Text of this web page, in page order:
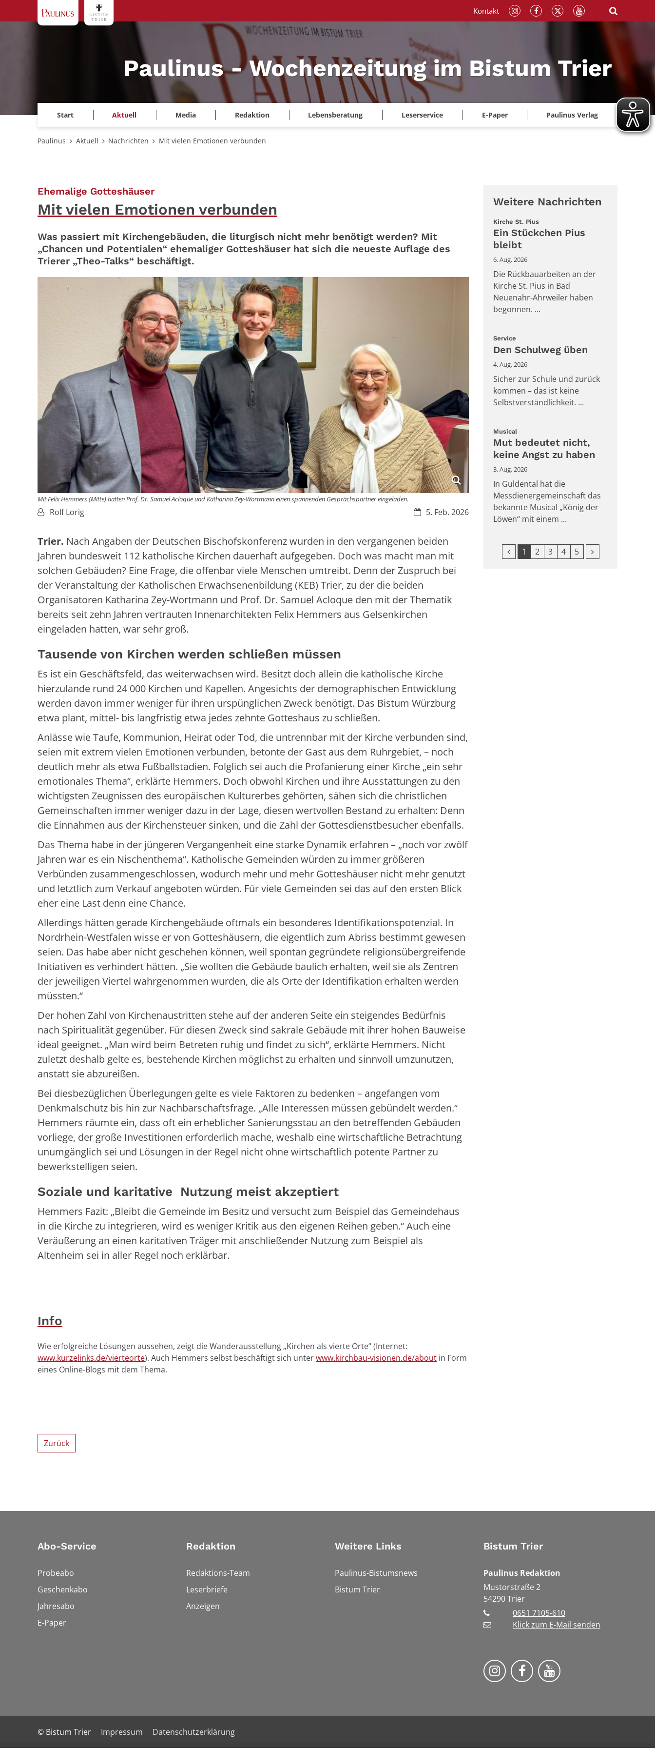
Paulinus - Wochenzeitung im Bistum Trier
Start Aktuell Media Redaktion Lebensberatung Leserservice E-Paper Paulinus Verlag
Kontakt
Paulinus Aktuell Nachrichten Mit vielen Emotionen verbunden
Ehemalige Gotteshäuser:
Mit vielen Emotionen verbunden
Was passiert mit Kirchengebäuden, die liturgisch nicht mehr benötigt werden? Mit
„Chancen und Potentialen“ ehemaliger Gotteshäuser hat sich die neueste Auflage des
Trierer „Theo-Talks“ beschäftigt.
Mit Felix Hemmers (Mitte) hatten Prof. Dr. Samuel Acloque und Katharina Zey-Wortmann einen spannenden Gesprächspartner eingeladen.
Datum:5. Feb. 2026
Von:Rolf Lorig
Trier. Nach Angaben der Deutschen Bischofskonferenz wurden in den vergangenen beiden
Jahren bundesweit 112 katholische Kirchen dauerhaft aufgegeben. Doch was macht man mit
solchen Gebäuden? Eine Frage, die offenbar viele Menschen umtreibt. Denn der Zuspruch bei
der Veranstaltung der Katholischen Erwachsenenbildung (KEB) Trier, zu der die beiden
Organisatoren Katharina Zey-Wortmann und Prof. Dr. Samuel Acloque den mit der Thematik
bereits seit zehn Jahren vertrauten Innenarchitekten Felix Hemmers aus Gelsenkirchen
eingeladen hatten, war sehr groß.
Tausende von Kirchen werden schließen müssen
Es ist ein Geschäftsfeld, das weiterwachsen wird. Besitzt doch allein die katholische Kirche
hierzulande rund 24 000 Kirchen und Kapellen. Angesichts der demographischen Entwicklung
werden davon immer weniger für ihren urspünglichen Zweck benötigt. Das Bistum Würzburg
etwa plant, mittel- bis langfristig etwa jedes zehnte Gotteshaus zu schließen.
Anlässe wie Taufe, Kommunion, Heirat oder Tod, die untrennbar mit der Kirche verbunden sind,
seien mit extrem vielen Emotionen verbunden, betonte der Gast aus dem Ruhrgebiet, – noch
deutlich mehr als etwa Fußballstadien. Folglich sei auch die Profanierung einer Kirche „ein sehr
emotionales Thema“, erklärte Hemmers. Doch obwohl Kirchen und ihre Ausstattungen zu den
wichtigsten Zeugnissen des europäischen Kulturerbes gehörten, sähen sich die christlichen
Gemeinschaften immer weniger dazu in der Lage, diesen wertvollen Bestand zu erhalten: Denn
die Einnahmen aus der Kirchensteuer sinken, und die Zahl der Gottesdienstbesucher ebenfalls.
Das Thema habe in der jüngeren Vergangenheit eine starke Dynamik erfahren – „noch vor zwölf
Jahren war es ein Nischenthema“. Katholische Gemeinden würden zu immer größeren
Verbünden zusammengeschlossen, wodurch mehr und mehr Gotteshäuser nicht mehr genutzt
und letztlich zum Verkauf angeboten würden. Für viele Gemeinden sei das auf den ersten Blick
eher eine Last denn eine Chance.
Allerdings hätten gerade Kirchengebäude oftmals ein besonderes Identifikationspotenzial. In
Nordrhein-Westfalen wisse er von Gotteshäusern, die eigentlich zum Abriss bestimmt gewesen
seien. Das habe aber nicht geschehen können, weil spontan gegründete religionsübergreifende
Initiativen es verhindert hätten. „Sie wollten die Gebäude baulich erhalten, weil sie als Zentren
der jeweiligen Viertel wahrgenommen wurden, die als Orte der Identifikation erhalten werden
müssten.“
Der hohen Zahl von Kirchenaustritten stehe auf der anderen Seite ein steigendes Bedürfnis
nach Spiritualität gegenüber. Für diesen Zweck sind sakrale Gebäude mit ihrer hohen Bauweise
ideal geeignet. „Man wird beim Betreten ruhig und findet zu sich“, erklärte Hemmers. Nicht
zuletzt deshalb gelte es, bestehende Kirchen möglichst zu erhalten und sinnvoll umzunutzen,
anstatt sie abzureißen.
Bei diesbezüglichen Überlegungen gelte es viele Faktoren zu bedenken – angefangen vom
Denkmalschutz bis hin zur Nachbarschaftsfrage. „Alle Interessen müssen gebündelt werden.“
Hemmers räumte ein, dass oft ein erheblicher Sanierungsstau an den betreffenden Gebäuden
vorliege, der große Investitionen erforderlich mache, weshalb eine wirtschaftliche Betrachtung
unumgänglich sei und Lösungen in der Regel nicht ohne wirtschaftlich potente Partner zu
bewerkstelligen seien.
Soziale und karitative Nutzung meist akzeptiert
Hemmers Fazit: „Bleibt die Gemeinde im Besitz und versucht zum Beispiel das Gemeindehaus
in die Kirche zu integrieren, wird es weniger Kritik aus den eigenen Reihen geben.“ Auch eine
Veräußerung an einen karitativen Träger mit anschließender Nutzung zum Beispiel als
Altenheim sei in aller Regel noch erklärbar.
Info
Wie erfolgreiche Lösungen aussehen, zeigt die Wanderausstellung „Kirchen als vierte Orte“ (Internet:
www.kurzelinks.de/vierteorte). Auch Hemmers selbst beschäftigt sich unterwww.kirchbau-visionen.de/about in Form
eines Online-Blogs mit dem Thema.
Zurück
Weitere Nachrichten
Kirche St. Pius:
Ein Stückchen Pius
bleibt
6. Aug. 2026
Die Rückbauarbeiten an der
Kirche St. Pius in Bad
Neuenahr-Ahrweiler haben
begonnen. ...
Service
Den Schulweg üben
4. Aug. 2026
Sicher zur Schule und zurück
kommen – das ist keine
Selbstverständlichkeit. ...
Musical
Mut bedeutet nicht,
keine Angst zu haben
3. Aug. 2026
In Guldental hat die
Messdienergemeinschaft das
bekannte Musical „König der
Löwen“ mit einem ...
Vorherige Seite
1 2 3 4 5 Nächste Seite
Abo-Service
Probeabo
Geschenkabo
Jahresabo
E-Paper
Redaktion
Redaktions-Team
Leserbriefe
Anzeigen
Weitere Links
Paulinus-Bistumsnews
Bistum Trier
Bistum Trier
Paulinus Redaktion
Mustorstraße 2
54290Trier
0651 7105-610
Klick zum E-Mail senden
Bistum Trier auf Instragram
Bistum Trier auf Facebook
Bistum Trier auf
© Bistum Trier Impressum Datenschutzerklärung